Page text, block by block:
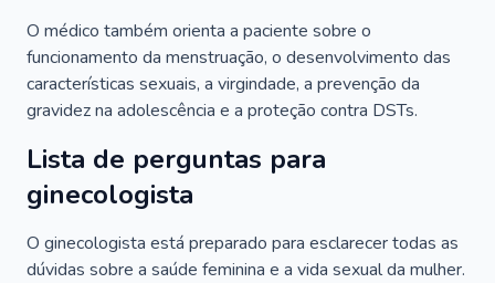
O médico também orienta a paciente sobre o
funcionamento da menstruação, o desenvolvimento das
características sexuais, a virgindade, a prevenção da
gravidez na adolescência e a proteção contra DSTs.
Lista de perguntas para
ginecologista
O ginecologista está preparado para esclarecer todas as
dúvidas sobre a saúde feminina e a vida sexual da mulher.